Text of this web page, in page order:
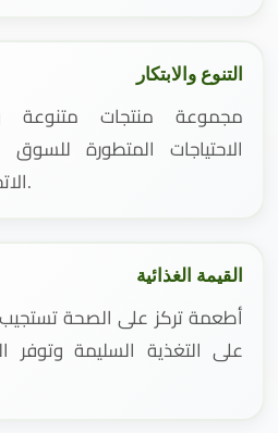
التنوع والابتكار
مجموعة منتجات متنوعة
الاحتياجات المتطورة
الاتجاهات العالمية.
القيمة الغذائية
أطعمة تركز على الصحة تستجيب
على التغذية السليمة وتوفر